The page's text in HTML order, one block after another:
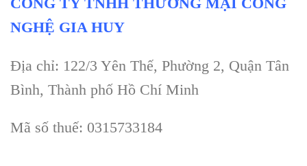
NGHỆ GIA HUY
Địa chỉ: 122/3 Yên Thế, Phường 2, Quận Tân
Bình, Thành phố Hồ Chí Minh
Mã số thuế: 0315733184